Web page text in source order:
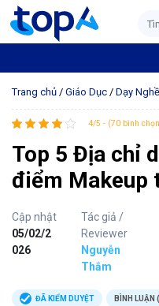
Trang chủ / Giáo Dục / Dạy Nghề
4/5 - (70 bình
Top 5 Địa chỉ
điểm Makeup
Cập nhật
05/02/2
026
Tác giả /
Reviewer
Nguyễn
Thắm
ĐÃ KIỂM DUYỆT BÌNH LUẬN (